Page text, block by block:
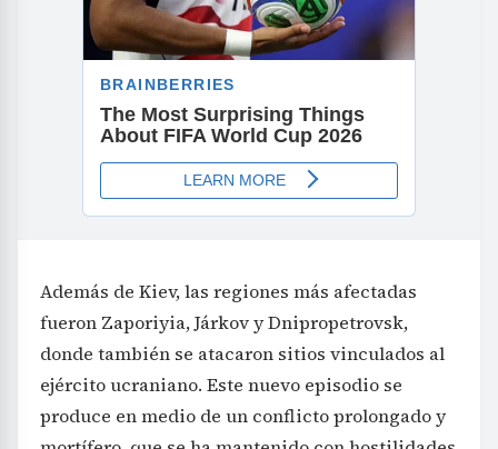
Además de Kiev, las regiones más afectadas
fueron Zaporiyia, Járkov y Dnipropetrovsk,
donde también se atacaron sitios vinculados al
ejército ucraniano. Este nuevo episodio se
produce en medio de un conflicto prolongado y